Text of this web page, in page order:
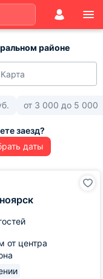
районе
Карта
от 3 000 до 5 000
даты
от центра